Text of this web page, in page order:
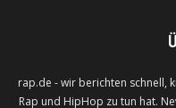
rap.de - wir berichten schnell,
Rap und HipHop zu tun hat.